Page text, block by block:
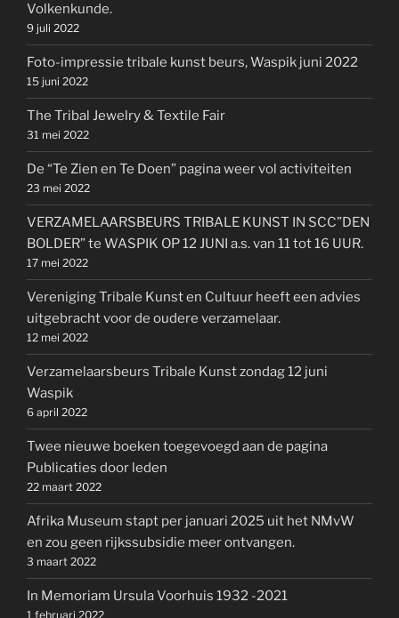
Volkenkunde.
9 juli 2022
Foto-impressie tribale kunst beurs, Waspik juni 2022
15 juni 2022
The Tribal Jewelry & Textile Fair
31 mei 2022
De “Te Zien en Te Doen” pagina weer vol activiteiten
23 mei 2022
VERZAMELAARSBEURS TRIBALE KUNST IN SCC”DEN
BOLDER” te WASPIK OP 12 JUNI a.s. van 11 tot 16 UUR.
17 mei 2022
Vereniging Tribale Kunst en Cultuur heeft een advies
uitgebracht voor de oudere verzamelaar.
12 mei 2022
Verzamelaarsbeurs Tribale Kunst zondag 12 juni
Waspik
6 april 2022
Twee nieuwe boeken toegevoegd aan de pagina
Publicaties door leden
22 maart 2022
Afrika Museum stapt per januari 2025 uit het NMvW
en zou geen rijkssubsidie meer ontvangen.
3 maart 2022
In Memoriam Ursula Voorhuis 1932 -2021
1 februari 2022